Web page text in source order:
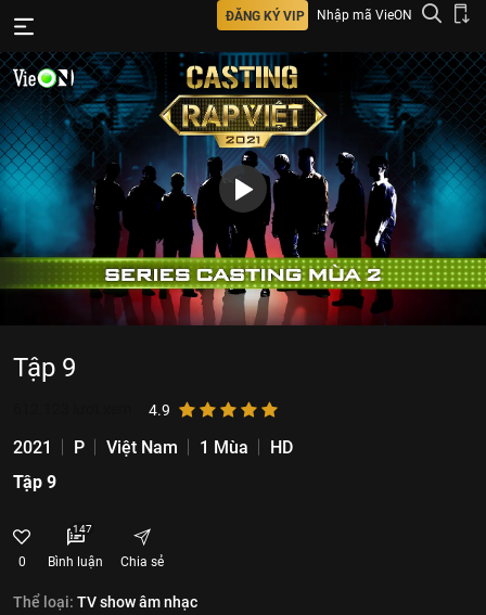
ĐĂNG KÝ VIP Nhập mã VieON
Tập 9
4.9
2021 P Việt Nam 1 Mùa
HD
Tập 9
0
147
Bình luận Chia sẻ
Thể loại: TV show âm nhạc